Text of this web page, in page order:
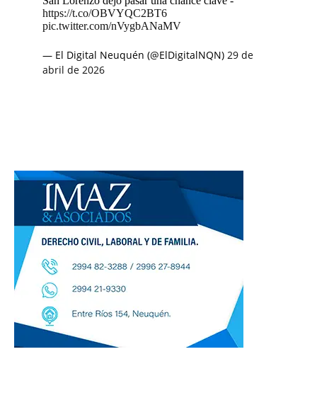
https://t.co/OBVYQC2BT6
pic.twitter.com/nVygbANaMV
— El Digital Neuquén (@ElDigitalNQN) 29 de
abril de 2026